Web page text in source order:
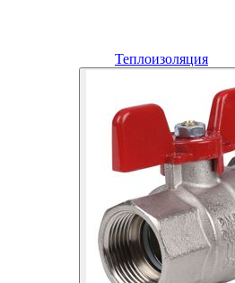
Теплоизоляция